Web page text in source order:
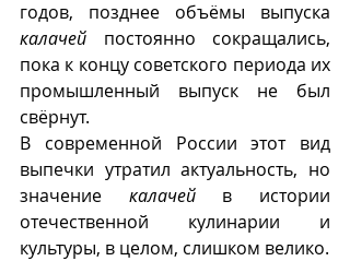
калачей постоянно сокращались,
пока к концу советского периода их
промышленный выпуск не был
свёрнут.
В современной России этот вид
выпечки утратил актуальность, но
значение калачей в истории
отечественной кулинарии и